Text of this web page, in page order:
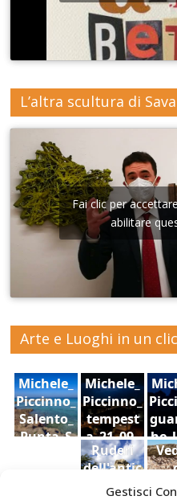
Gestisci
L’altra scultura di Sava
Fai clic per
abilitare
Arte e Luoghi in un
Michele_
Piccinno_
Salento_
Punta_S
Michele_
Piccinno_
tempest
a_21_09_
2022
Ruderi
dell'antic
o